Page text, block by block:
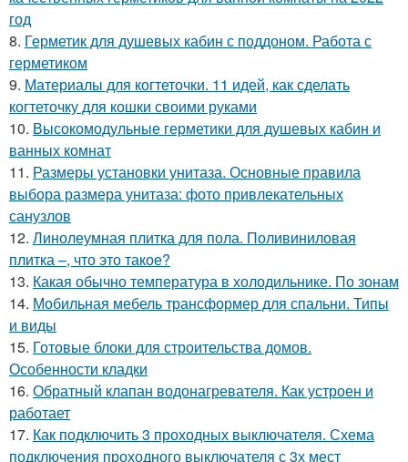
год
8. Герметик для душевых кабин с поддоном. Работа с
герметиком
9. Материалы для когтеточки. 11 идей, как сделать
когтеточку для кошки своими руками
10. Высокомодульные герметики для душевых кабин и
ванных комнат
11. Размеры установки унитаза. Основные правила
выбора размера унитаза: фото привлекательных
санузлов
12. Линолеумная плитка для пола. Поливиниловая
плитка –, что это такое?
13. Какая обычно температура в холодильнике. По зонам
14. Мобильная мебель трансформер для спальни. Типы
и виды
15. Готовые блоки для строительства домов.
Особенности кладки
16. Обратный клапан водонагревателя. Как устроен и
работает
17. Как подключить 3 проходных выключателя. Схема
подключения проходного выключателя с 3х мест